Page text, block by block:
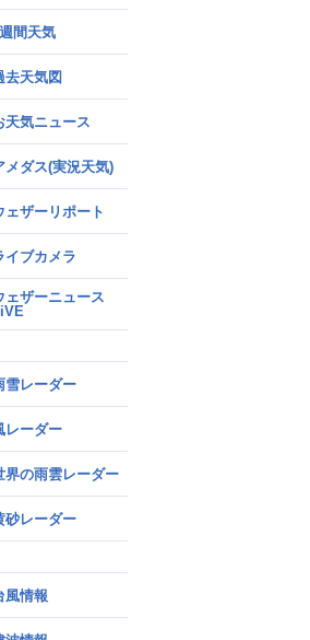
間天気
去天気図
天気ニュース
メダス(実況天気)
ェザーリポート
イブカメラ
ェザーニュース
雪レーダー
レーダー
界の雨雲レーダー
砂レーダー
風情報